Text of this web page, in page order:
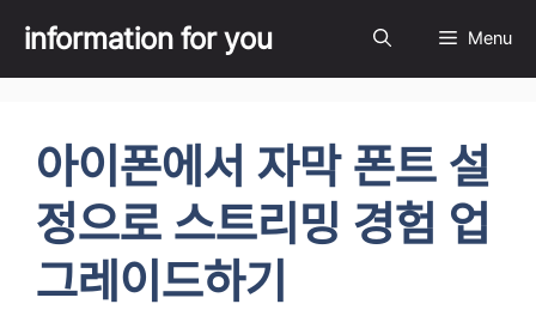
content
information for you Menu
아이폰에서 자막 폰트 설
정으로 스트리밍 경험 업
그레이드하기